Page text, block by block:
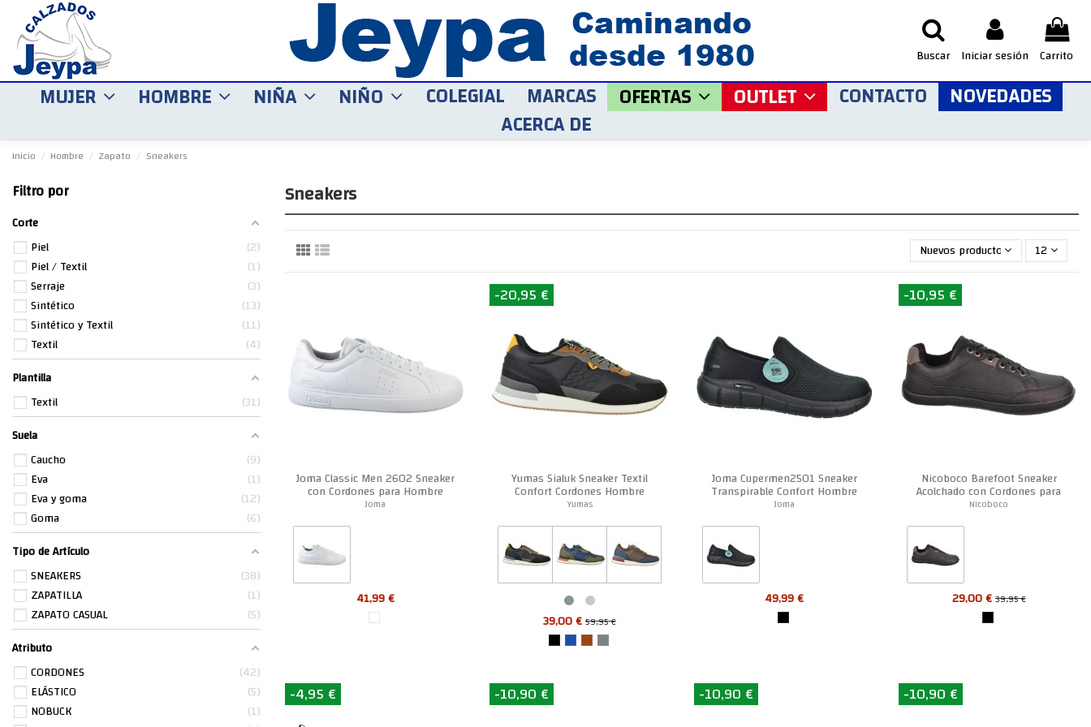
Buscar Iniciar sesión Carrito
MUJER HOMBRE NIÑA NIÑO COLEGIAL MARCAS OFERTAS OUTLET CONTACTO NOVEDADES
ACERCA DE
Inicio Hombre Zapato Sneakers
Sneakers
Nuevos productos primero
12
Joma Classic Men 2602 Sneaker
con Cordones para Hombre
Joma
41,99 €
-20,95 €
Yumas Sialuk Sneaker Textil
Confort Cordones Hombre
Yumas
39,00 €59,95 €
Joma Cupermen2501 Sneaker
Transpirable Confort Hombre
Joma
49,99 €
-10,95 €
Nicoboco Barefoot Sneaker
Acolchado con Cordones para
Hombre
Nicoboco
29,00 € 39,95 €
-4,95 € -10,90 € -10,90 € -10,90 €
Filtro por
Corte
Piel
2
Piel / Textil
1
Serraje
3
Sintético
13
Sintético y Textil
11
Textil
4
Plantilla
Textil
31
Suela
Caucho
9
Eva
1
Eva y goma
12
Goma
6
Tipo de Artículo
SNEAKERS
38
ZAPATILLA
1
ZAPATO CASUAL
5
Atributo
CORDONES
42
ELÁSTICO
5
NOBUCK
1